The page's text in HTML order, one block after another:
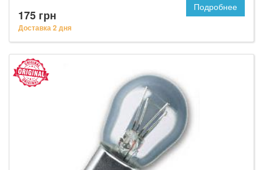
175 грн
Доставка 2 дня
Подробнее